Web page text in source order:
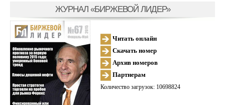
ЖУРНАЛ «БИРЖЕВОЙ ЛИДЕР»
Читать онлайн
Скачать номер
Архив номеров
Партнерам
Количество загрузок: 10698824